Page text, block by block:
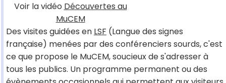
Voir la vidéo Découvertes au
MuCEM
Des visites guidées en LSF (Langue des signes
française) menées par des conférenciers sourds, c'est
ce que propose le MuCEM, soucieux de s'adresser à
tous les publics. Un programme permanent ou des